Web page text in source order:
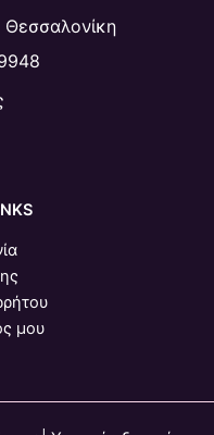
Θεσσαλονίκη
μου